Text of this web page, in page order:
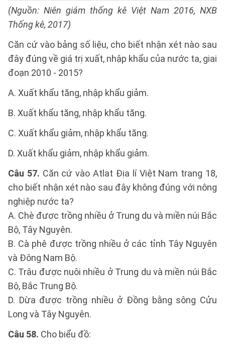
(Nguồn: Niên giám thống kê Việt Nam 2016, NXB
Thống kê, 2017)
Căn cứ vào bảng số liệu, cho biết nhận xét nào sau
đây đúng về giá trị xuất, nhập khẩu của nước ta, giai
đoạn 2010 - 2015?
A. Xuất khẩu tăng, nhập khẩu giảm.
B. Xuất khẩu tăng, nhập khẩu tăng.
C. Xuất khẩu giảm, nhập khẩu tăng.
D. Xuất khẩu giảm, nhập khẩu giảm.
Câu 57. Căn cứ vào Atlat Địa lí Việt Nam trang 18,
cho biết nhận xét nào sau đây không đúng với nông
nghiệp nước ta?
A. Chè được trồng nhiều ở Trung du và miền núi Bắc
Bộ, Tây Nguyên.
B. Cà phê được trồng nhiều ở các tỉnh Tây Nguyên
và Đông Nam Bộ.
C. Trâu được nuôi nhiều ở Trung du và miền núi Bắc
Bộ, Bắc Trung Bộ.
D. Dừa được trồng nhiều ở Đồng bằng sông Cửu
Long và Tây Nguyên.
Câu 58. Cho biểu đồ: